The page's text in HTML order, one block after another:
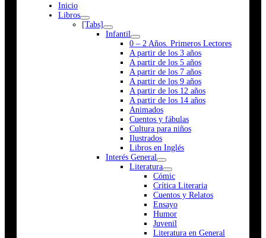
Inicio
Libros
[Tabs]
Infantil
0 – 2 Años. Primeros Lectores
A partir de los 3 años
A partir de los 5 años
A partir de los 7 años
A partir de los 9 años
A partir de los 12 años
A partir de los 14 años
Animados
Cuentos y fábulas
Cultura para niños
Ilustrados
Libros en Inglés
Interés General
Literatura
Cómic
Crítica Literaria
Cuentos y Relatos
Ensayo
Humor
Juvenil
Literatura en General